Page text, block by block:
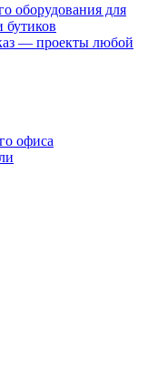
оборудования для
бутиков
— проекты любой
офиса